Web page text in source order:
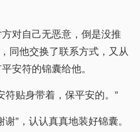
对自己无恶意，倒是没推
同他交换了联系方式，又从
安符的锦囊给他。
符贴身带着，保平安的。”
谢”，认认真真地装好锦囊。